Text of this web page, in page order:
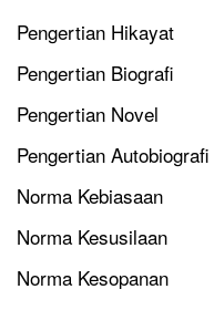
Pengertian Hikayat
Pengertian Biografi
Pengertian Novel
Pengertian Autobiografi
Norma Kebiasaan
Norma Kesusilaan
Norma Kesopanan